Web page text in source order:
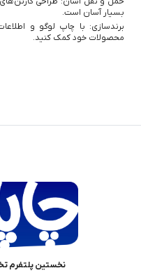
بسیار آسان است.
برندسازی: با چاپ لوگو و
محصولات خود کمک کنید.
نخستین پلتفرم